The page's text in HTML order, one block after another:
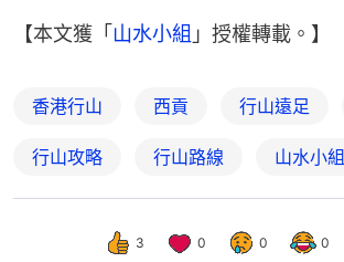
【本文獲「 山水小組 」授權轉載。】
香港行山 西貢 行山遠足
行山攻略 行山路線 山水小組
3 0 0 0